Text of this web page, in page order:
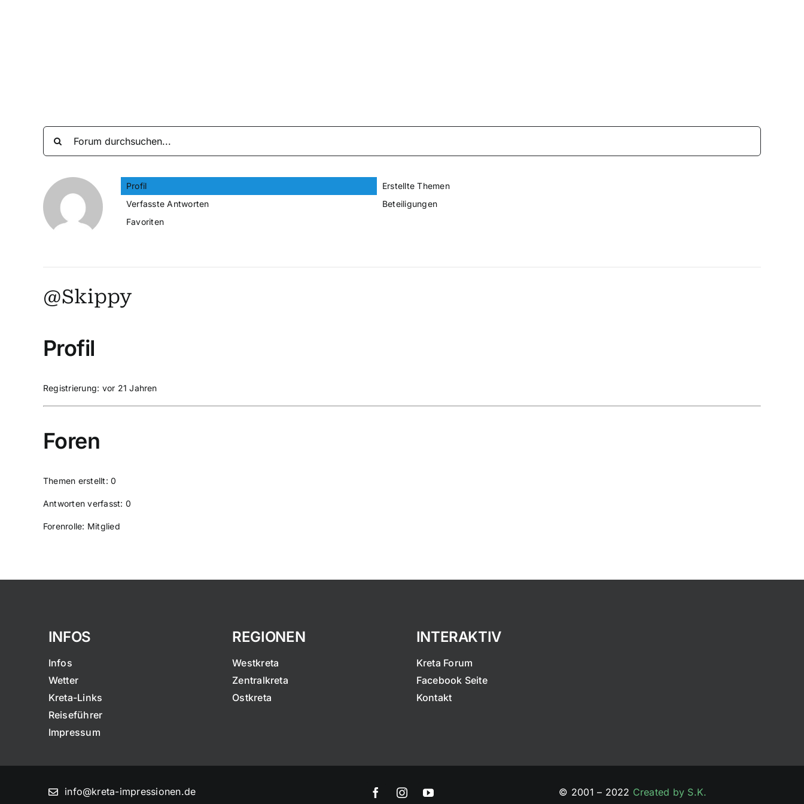
Profil
Erstellte Themen
Verfasste Antworten
Beteiligungen
Favoriten
@Skippy
Profil
Registrierung: vor 21 Jahren
Foren
Themen erstellt: 0
Antworten verfasst: 0
Forenrolle: Mitglied
INFOS
Infos
Wetter
Kreta-Links
Reiseführer
Impressum
REGIONEN
Westkreta
Zentralkreta
Ostkreta
INTERAKTIV
Kreta Forum
Facebook Seite
Kontakt
info@kreta-impressionen.de © 2001 – 2022 Created by S.K.